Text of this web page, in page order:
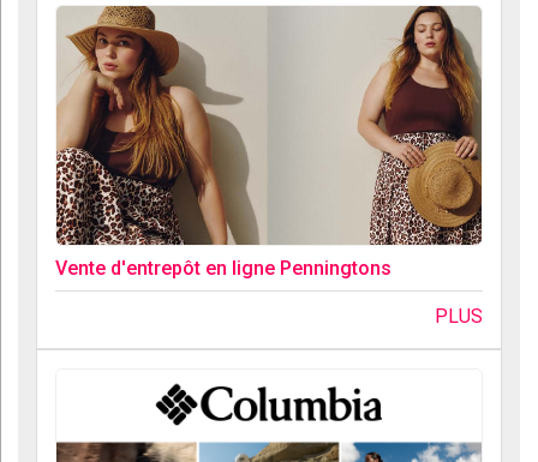
Vente d'entrepôt en ligne Penningtons
PLUS